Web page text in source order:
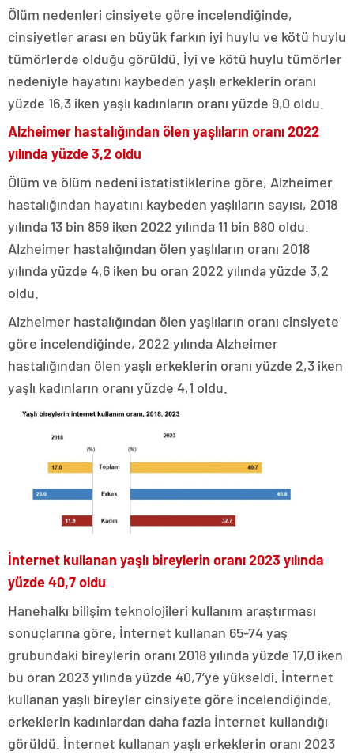
Ölüm nedenleri cinsiyete göre incelendiğinde,
cinsiyetler arası en büyük farkın iyi huylu ve kötü huylu
tümörlerde olduğu görüldü. İyi ve kötü huylu tümörler
nedeniyle hayatını kaybeden yaşlı erkeklerin oranı
yüzde 16,3 iken yaşlı kadınların oranı yüzde 9,0 oldu.
Alzheimer hastalığından ölen yaşlıların oranı 2022
yılında yüzde 3,2 oldu
Ölüm ve ölüm nedeni istatistiklerine göre, Alzheimer
hastalığından hayatını kaybeden yaşlıların sayısı, 2018
yılında 13 bin 859 iken 2022 yılında 11 bin 880 oldu.
Alzheimer hastalığından ölen yaşlıların oranı 2018
yılında yüzde 4,6 iken bu oran 2022 yılında yüzde 3,2
oldu.
Alzheimer hastalığından ölen yaşlıların oranı cinsiyete
göre incelendiğinde, 2022 yılında Alzheimer
hastalığından ölen yaşlı erkeklerin oranı yüzde 2,3 iken
yaşlı kadınların oranı yüzde 4,1 oldu.
İnternet kullanan yaşlı bireylerin oranı 2023 yılında
yüzde 40,7 oldu
Hanehalkı bilişim teknolojileri kullanım araştırması
sonuçlarına göre, İnternet kullanan 65-74 yaş
grubundaki bireylerin oranı 2018 yılında yüzde 17,0 iken
bu oran 2023 yılında yüzde 40,7’ye yükseldi. İnternet
kullanan yaşlı bireyler cinsiyete göre incelendiğinde,
erkeklerin kadınlardan daha fazla İnternet kullandığı
görüldü. İnternet kullanan yaşlı erkeklerin oranı 2023